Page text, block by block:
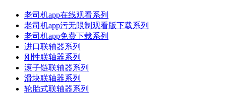
老司机app在线观看系列
老司机app污无限制观看版下载系列
老司机app免费下载系列
进口联轴器系列
刚性联轴器系列
滚子链联轴器系列
滑块联轴器系列
轮胎式联轴器系列